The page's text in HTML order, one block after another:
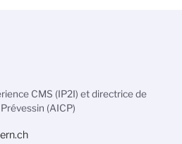
CMS (IP2I) et directrice de
(AICP)